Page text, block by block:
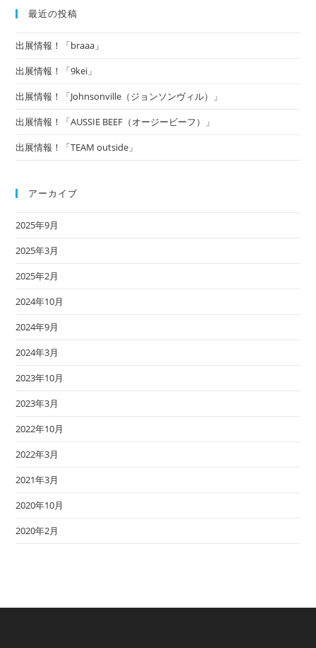
最近の投稿
出展情報！「braaa」
出展情報！「9kei」
出展情報！「Johnsonville（ジョンソンヴィル）」
出展情報！「AUSSIE BEEF（オージービーフ）」
出展情報！「TEAM outside」
アーカイブ
2025年9月
2025年3月
2025年2月
2024年10月
2024年9月
2024年3月
2023年10月
2023年3月
2022年10月
2022年3月
2021年3月
2020年10月
2020年2月